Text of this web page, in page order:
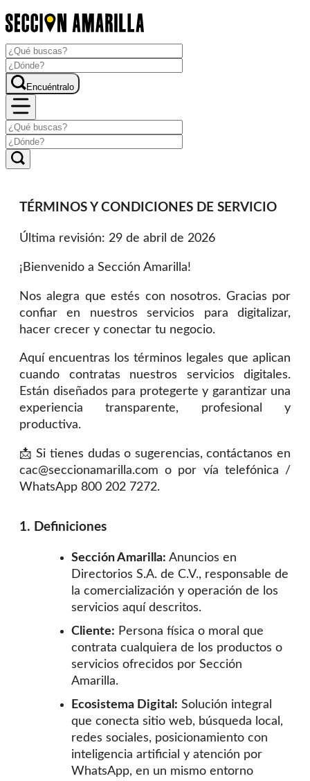
Encuéntralo
TÉRMINOS Y CONDICIONES DE SERVICIO
Última revisión: 29 de abril de 2026
¡Bienvenido a Sección Amarilla!
Nos alegra que estés con nosotros. Gracias por
confiar en nuestros servicios para digitalizar,
hacer crecer y conectar tu negocio.
Aquí encuentras los términos legales que aplican
cuando contratas nuestros servicios digitales.
Están diseñados para protegerte y garantizar una
experiencia transparente, profesional y
productiva.
📩 Si tienes dudas o sugerencias, contáctanos en
cac@seccionamarilla.com o por vía telefónica /
WhatsApp 800 202 7272.
1. Definiciones
Sección Amarilla: Anuncios en
Directorios S.A. de C.V., responsable de
la comercialización y operación de los
servicios aquí descritos.
Cliente: Persona física o moral que
contrata cualquiera de los productos o
servicios ofrecidos por Sección
Amarilla.
Ecosistema Digital: Solución integral
que conecta sitio web, búsqueda local,
redes sociales, posicionamiento con
inteligencia artificial y atención por
WhatsApp, en un mismo entorno